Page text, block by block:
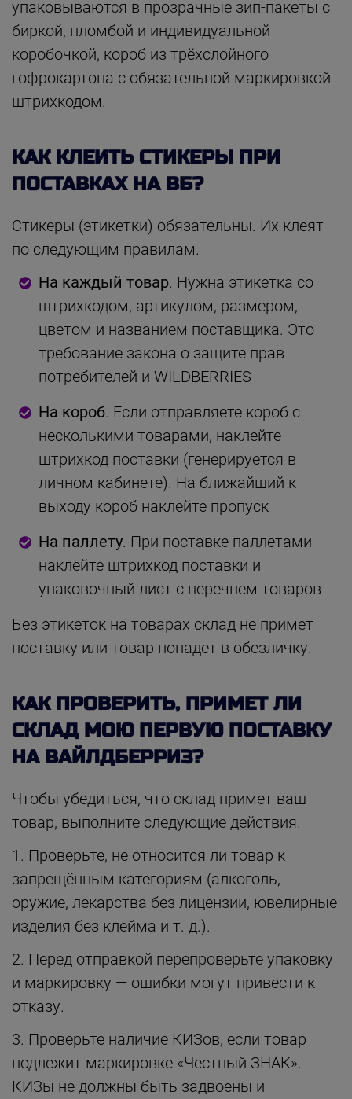
упаковываются в прозрачные зип-пакеты с
биркой, пломбой и индивидуальной
коробочкой, короб из трёхслойного
гофрокартона с обязательной маркировкой
штрихкодом.
КАК КЛЕИТЬ СТИКЕРЫ ПРИ
ПОСТАВКАХ НА ВБ?
Стикеры (этикетки) обязательны. Их клеят
по следующим правилам.
На каждый товар. Нужна этикетка со
штрихкодом, артикулом, размером,
цветом и названием поставщика. Это
требование закона о защите прав
потребителей и WILDBERRIES
На короб. Если отправляете короб с
несколькими товарами, наклейте
штрихкод поставки (генерируется в
личном кабинете). На ближайший к
выходу короб наклейте пропуск
На паллету. При поставке паллетами
наклейте штрихкод поставки и
упаковочный лист с перечнем товаров
Без этикеток на товарах склад не примет
поставку или товар попадет в обезличку.
КАК ПРОВЕРИТЬ, ПРИМЕТ ЛИ
СКЛАД МОЮ ПЕРВУЮ ПОСТАВКУ
НА ВАЙЛДБЕРРИЗ?
Чтобы убедиться, что склад примет ваш
товар, выполните следующие действия.
1. Проверьте, не относится ли товар к
запрещённым категориям (алкоголь,
оружие, лекарства без лицензии, ювелирные
изделия без клейма и т. д.).
2. Перед отправкой перепроверьте упаковку
и маркировку — ошибки могут привести к
отказу.
3. Проверьте наличие КИЗов, если товар
подлежит маркировке «Честный ЗНАК».
КИЗы не должны быть задвоены и